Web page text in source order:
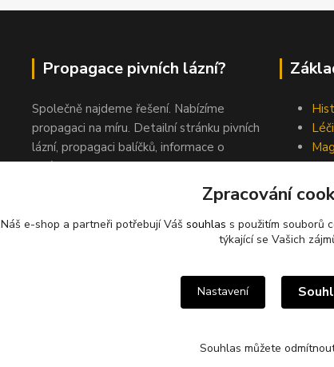
Propagace pivních lázní?
Společně najdeme řešení. Nabízíme
propagaci na míru. Detailní stránku pivních
lázní, propagaci balíčků, informace o
akcích, podpora na Facebook profilu.
Upravit sběr cookies.
Zpracování
Náš e-shop a partneři potřebují Váš souhlas s použitím souborů
týkající se Vašich
Nastavení
Souhlas můžete